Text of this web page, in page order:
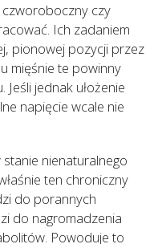
czworoboczny czy
Ich zadaniem
pionowej pozycji przez
mięśnie te powinny
Jeśli jednak ułożenie
napięcie wcale nie
nienaturalnego
ten chroniczny
do porannych
do nagromadzenia
Powoduje to